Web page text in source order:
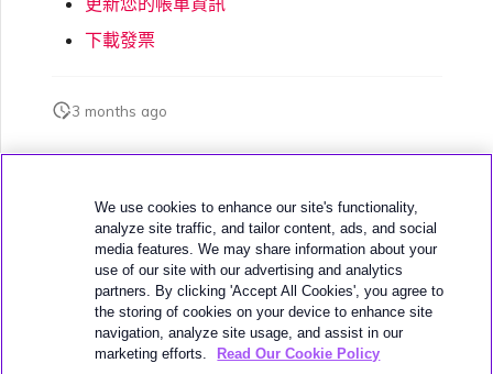
下載發票
3 months ago
下一頁
管理個人檔案
We use cookies to enhance our site's functionality,
analyze site traffic, and tailor content, ads, and social
media features. We may share information about your
use of our site with our advertising and analytics
partners. By clicking 'Accept All Cookies', you agree to
the storing of cookies on your device to enhance site
navigation, analyze site usage, and assist in our
marketing efforts.
Read Our Cookie Policy